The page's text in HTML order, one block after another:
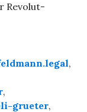
Revolut-
,
,
grueter,